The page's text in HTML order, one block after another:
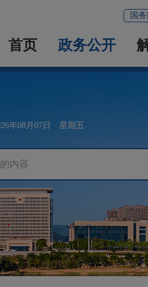
国
首页 政务公开
年08月07日 星期五